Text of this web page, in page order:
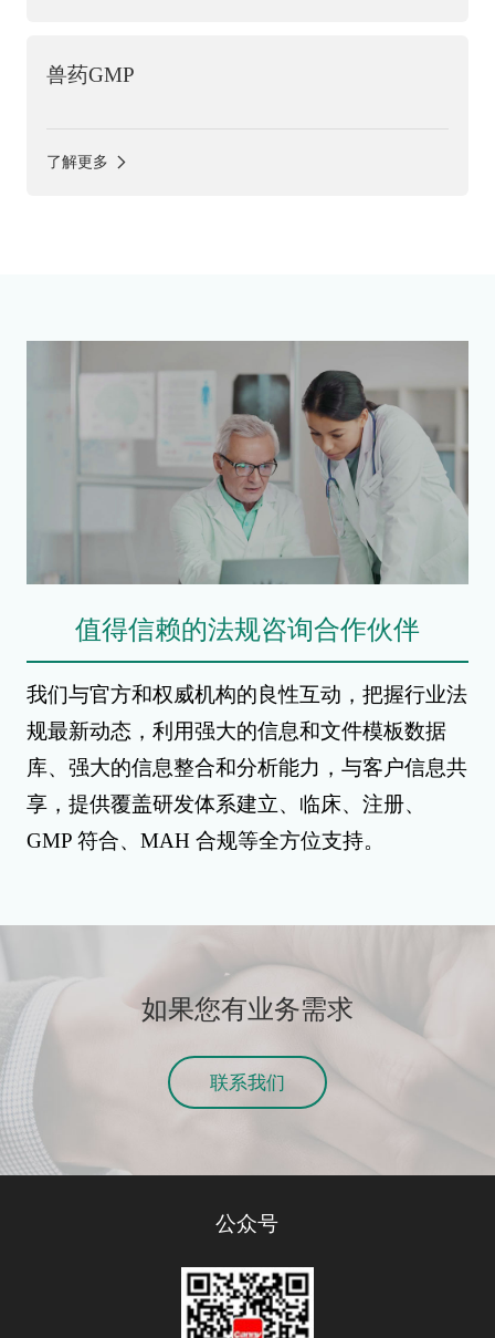
兽药GMP
了解更多
值得信赖的法规咨询合作伙伴
我们与官方和权威机构的良性互动，把握行业法
规最新动态，利用强大的信息和文件模板数据
库、强大的信息整合和分析能力，与客户信息共
享，提供覆盖研发体系建立、临床、注册、
GMP 符合、MAH 合规等全方位支持。
如果您有业务需求
联系我们
公众号